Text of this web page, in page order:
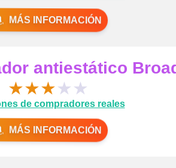
MÁS INFORMACIÓN
antiestático
★★★★★
de compradores reales
MÁS INFORMACIÓN